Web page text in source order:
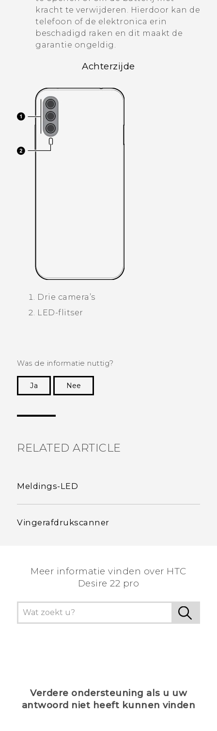
kracht te verwijderen. Hierdoor kan de
telefoon of de elektronica erin
beschadigd raken en dit maakt de
garantie ongeldig.
Achterzijde
Drie camera’s
LED-flitser
Was de informatie nuttig?
Ja
Nee
RELATED ARTICLE
Meldings-LED
Vingerafdrukscanner
Meer informatie vinden over HTC
Desire 22 pro
Verdere ondersteuning als u uw
antwoord niet heeft kunnen vinden